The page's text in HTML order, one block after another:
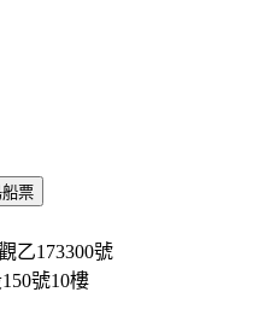
票
乙173300號
號10樓